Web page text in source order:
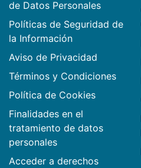
de Datos Personales
Políticas de Seguridad de
la Información
Aviso de Privacidad
Términos y Condiciones
Política de Cookies
Finalidades en el
tratamiento de datos
personales
Acceder a derechos